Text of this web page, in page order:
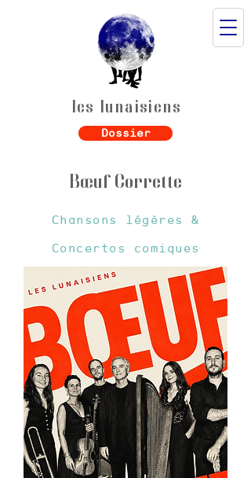
les lunaisiens
Dossier
Bœuf Corrette
Chansons légères &
Concertos comiques